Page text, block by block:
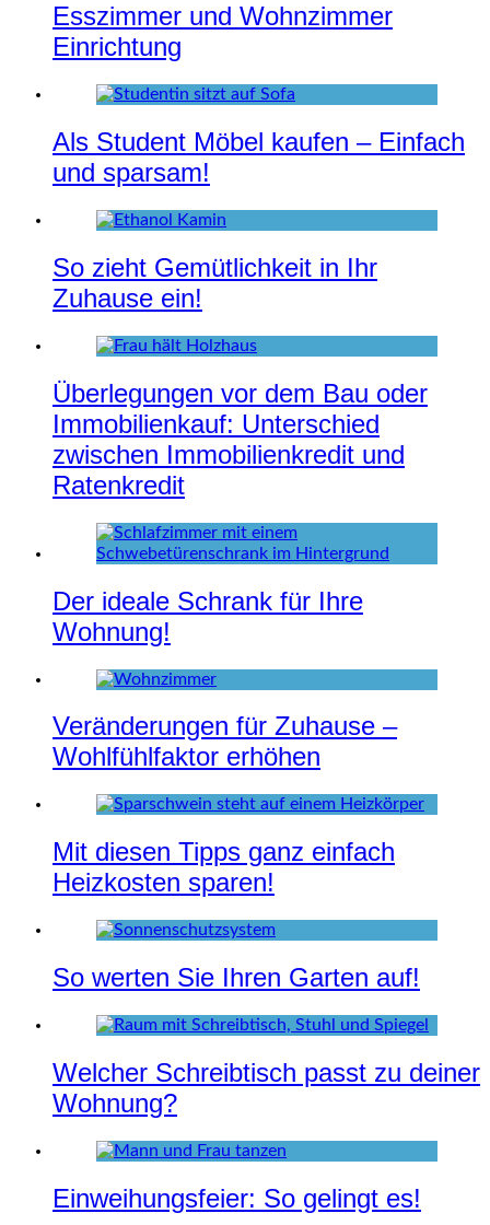
Esszimmer und Wohnzimmer
Einrichtung
Als Student Möbel kaufen – Einfach
und sparsam!
So zieht Gemütlichkeit in Ihr
Zuhause ein!
Überlegungen vor dem Bau oder
Immobilienkauf: Unterschied
zwischen Immobilienkredit und
Ratenkredit
Der ideale Schrank für Ihre
Wohnung!
Veränderungen für Zuhause –
Wohlfühlfaktor erhöhen
Mit diesen Tipps ganz einfach
Heizkosten sparen!
So werten Sie Ihren Garten auf!
Welcher Schreibtisch passt zu deiner
Wohnung?
Einweihungsfeier: So gelingt es!